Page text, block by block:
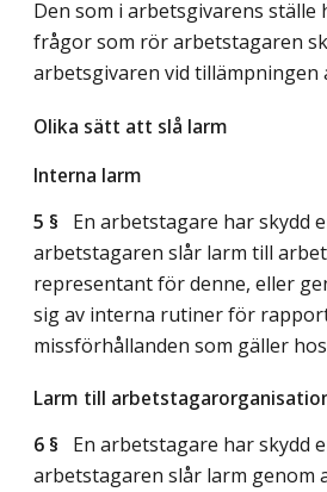
Den som i arbetsgivarens
frågor som rör arbetstagaren
arbetsgivaren vid tillämpningen
Olika sätt att slå larm
Interna larm
5 § En arbetstagare har skydd
arbetstagaren slår larm till
representant för denne, eller
sig av interna rutiner för
missförhållanden som gäller
Larm till
6 § En arbetstagare har skydd
arbetstagaren slår larm genom